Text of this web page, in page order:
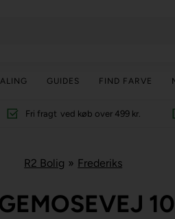
GUIDES FIND FARVE
Fri fragt ved køb over 499 kr.
R2 Bolig » Frederiks